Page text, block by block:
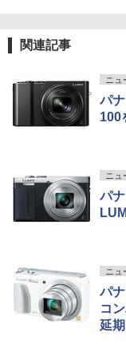
関連記事
ニュ
パ
100
ニュ
パ
ニュ
パ
コ
延期